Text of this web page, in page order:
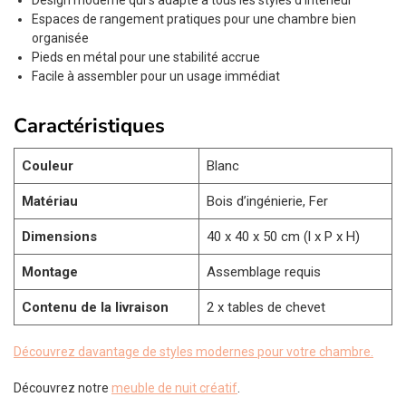
Espaces de rangement pratiques pour une chambre bien
organisée
Pieds en métal pour une stabilité accrue
Facile à assembler pour un usage immédiat
Caractéristiques
Couleur Blanc
Matériau Bois d’ingénierie, Fer
Dimensions 40 x 40 x 50 cm (l x P x H)
Montage Assemblage requis
Contenu de la livraison 2 x tables de chevet
Découvrez davantage de styles modernes pour votre chambre.
Découvrez notre meuble de nuit créatif.